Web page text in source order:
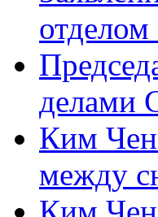
делами
Ким Чен
между